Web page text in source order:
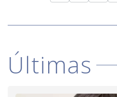
Últimas